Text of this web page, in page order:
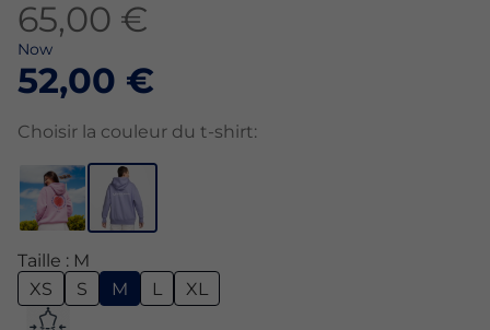
65,00 €
Now
52,00 €
Choisir la couleur du t-shirt:
Taille : M
XS
S M L XL